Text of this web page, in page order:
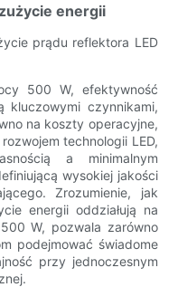
energii
prądu reflektora LED
500 W, efektywność
kluczowymi czynnikami,
na koszty operacyjne,
technologii LED,
a minimalnym
wysokiej jakości
Zrozumienie, jak
energii oddziałują na
W, pozwala zarówno
podejmować świadome
przy jednoczesnym